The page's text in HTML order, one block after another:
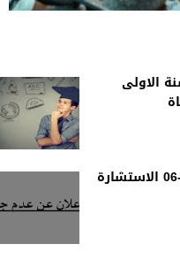
الاولى
اعلان عدم حدوى الحصص 01 -04-06 الاستشارة